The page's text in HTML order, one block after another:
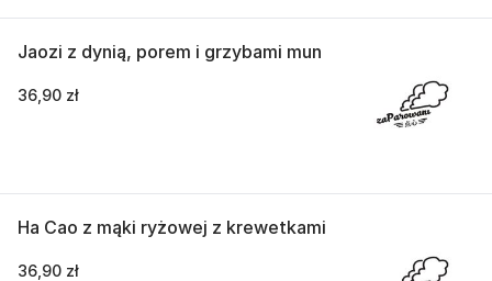
Jaozi z dynią, porem i grzybami mun
36,90 zł
Ha Cao z mąki ryżowej z krewetkami
36,90 zł